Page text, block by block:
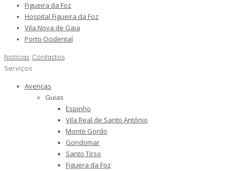
Figueira da Foz
Hospital Figueira da Foz
Vila Nova de Gaia
Porto Ocidental
Notícias Contactos
Serviços
Avenças
Guias
Espinho
Vila Real de Santo António
Monte Gordo
Gondomar
Santo Tirso
Figuera da Foz